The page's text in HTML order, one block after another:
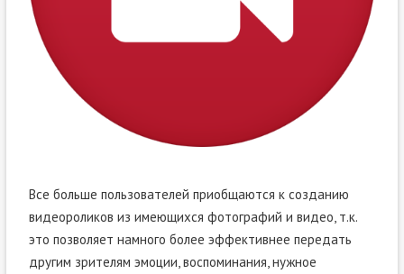
Все больше пользователей приобщаются к созданию
видеороликов из имеющихся фотографий и видео, т.к.
это позволяет намного более эффективнее передать
другим зрителям эмоции, воспоминания, нужное